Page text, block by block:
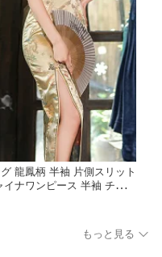
龍鳳柄 半袖 片側スリット
ナワンピース 半袖 チャイ
コスプレ 仮装 S M L XL
ワインレッド 紺 ブラック
もっと見る